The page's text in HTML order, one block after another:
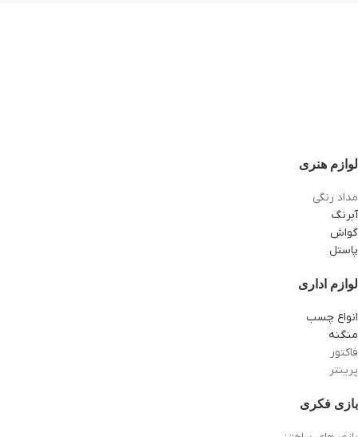
لوازم هنری
مداد رنگی
آبرنگ
گواش
پاستل
لوازم اداری
انواع چسب
منگنه
فاکتور
پرینتر
بازی فکری